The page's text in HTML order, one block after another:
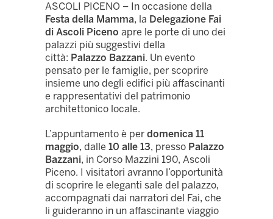
ASCOLI PICENO – In occasione della
Festa della Mamma, la Delegazione Fai
di Ascoli Piceno apre le porte di uno dei
palazzi più suggestivi della
città: Palazzo Bazzani. Un evento
pensato per le famiglie, per scoprire
insieme uno degli edifici più affascinanti
e rappresentativi del patrimonio
architettonico locale.
L’appuntamento è per domenica 11
maggio, dalle 10 alle 13, presso Palazzo
Bazzani, in Corso Mazzini 190, Ascoli
Piceno. I visitatori avranno l’opportunità
di scoprire le eleganti sale del palazzo,
accompagnati dai narratori del Fai, che
li guideranno in un affascinante viaggio